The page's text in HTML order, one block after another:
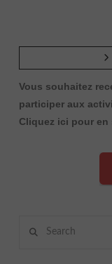
Vous souhaitez
participer aux
Cliquez ici pour en